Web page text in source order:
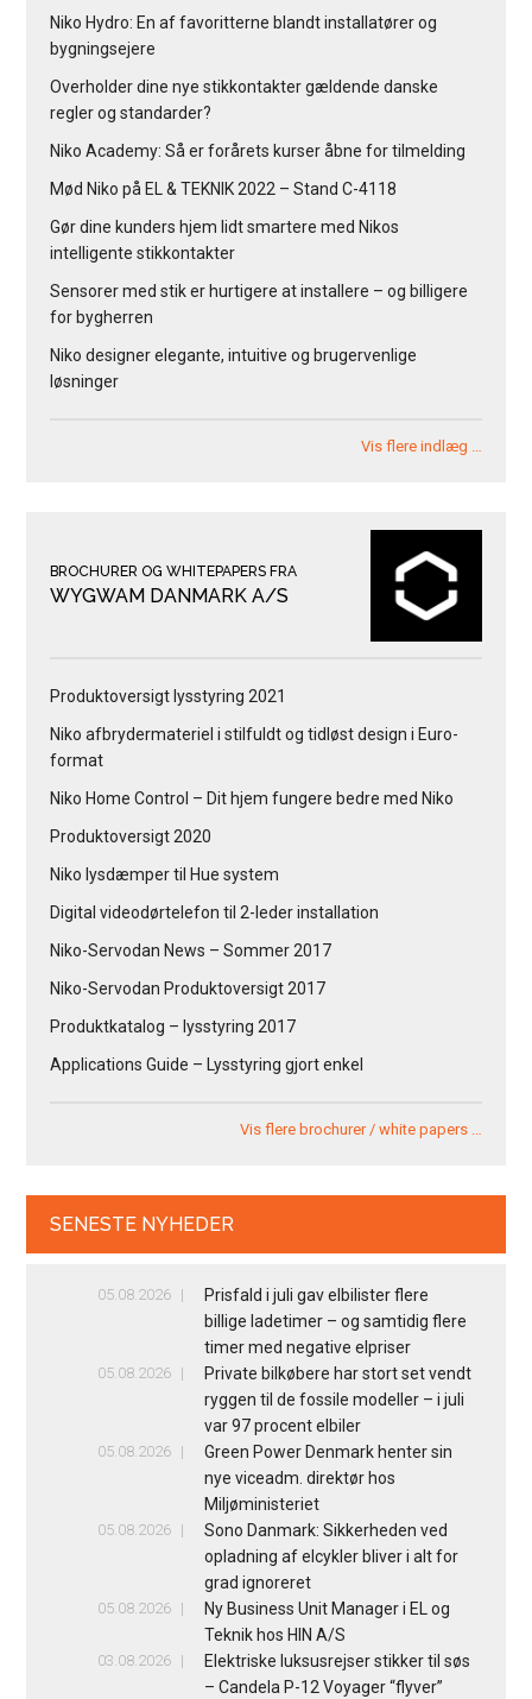
Niko Hydro: En af favoritterne blandt installatører og
bygningsejere
Overholder dine nye stikkontakter gældende danske
regler og standarder?
Niko Academy: Så er forårets kurser åbne for tilmelding
Mød Niko på EL & TEKNIK 2022 – Stand C-4118
Gør dine kunders hjem lidt smartere med Nikos
intelligente stikkontakter
Sensorer med stik er hurtigere at installere – og billigere
for bygherren
Niko designer elegante, intuitive og brugervenlige
løsninger
Vis flere indlæg …
BROCHURER OG WHITEPAPERS FRA
WYGWAM DANMARK A/S
Produktoversigt lysstyring 2021
Niko afbrydermateriel i stilfuldt og tidløst design i Euro-
format
Niko Home Control – Dit hjem fungere bedre med Niko
Produktoversigt 2020
Niko lysdæmper til Hue system
Digital videodørtelefon til 2-leder installation
Niko-Servodan News – Sommer 2017
Niko-Servodan Produktoversigt 2017
Produktkatalog – lysstyring 2017
Applications Guide – Lysstyring gjort enkel
Vis flere brochurer / white papers …
SENESTE NYHEDER
05.08.2026
Prisfald i juli gav elbilister flere
billige ladetimer – og samtidig flere
timer med negative elpriser
05.08.2026
Private bilkøbere har stort set vendt
ryggen til de fossile modeller – i juli
var 97 procent elbiler
05.08.2026
Green Power Denmark henter sin
nye viceadm. direktør hos
Miljøministeriet
05.08.2026
Sono Danmark: Sikkerheden ved
opladning af elcykler bliver i alt for
grad ignoreret
05.08.2026
Ny Business Unit Manager i EL og
Teknik hos HIN A/S
03.08.2026
Elektriske luksusrejser stikker til søs
– Candela P-12 Voyager “flyver”